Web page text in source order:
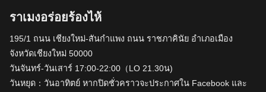
ราเมงอร่อยร้องไห้
195/1 ถนน เชียงใหม่-สันกำแพง ถนน ราชภาคินัย อำเภอเมือง
จังหวัดเชียงใหม่ 50000
วันจันทร์-วันเสาร์ 17:00-22:00（LO 21.30น)
วันหยุด：วันอาทิตย์ หากปิดชั่วคราวจะประกาศใน Facebook และ